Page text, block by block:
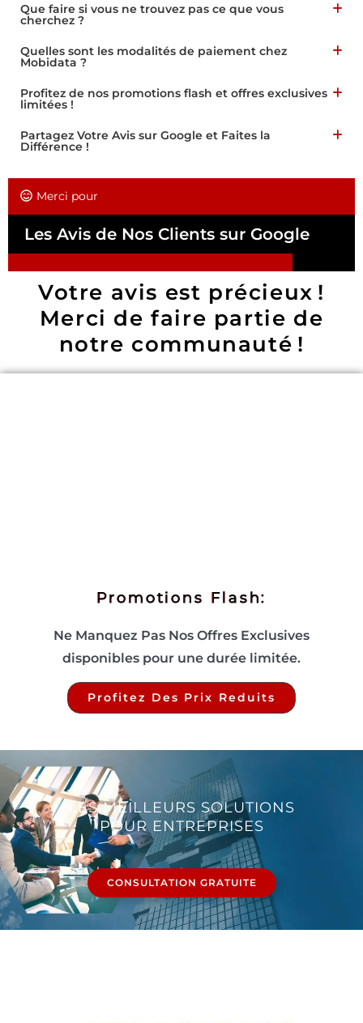
Que faire si vous ne trouvez pas ce que vous
cherchez ?
Quelles sont les modalités de paiement chez
Mobidata ?
Profitez de nos promotions flash et offres exclusives
limitées !
Partagez Votre Avis sur Google et Faites la
Différence !
Merci pour
Les Avis de Nos Clients sur Google
Votre avis est précieux !
Merci de faire partie de
notre communauté !
Promotions Flash:
Ne Manquez Pas Nos Offres Exclusives
disponibles pour une durée limitée.
Profitez Des Prix Reduits
LES MEILLEURS SOLUTIONS
POUR ENTREPRISES
CONSULTATION GRATUITE